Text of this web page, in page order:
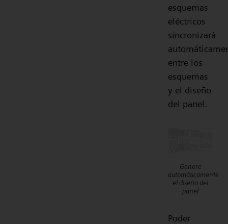
esquemas
eléctricos
sincronizará
entre los
esquemas
y el diseño
del panel.
Genere
automáticamente
el diseño del
panel
Poder